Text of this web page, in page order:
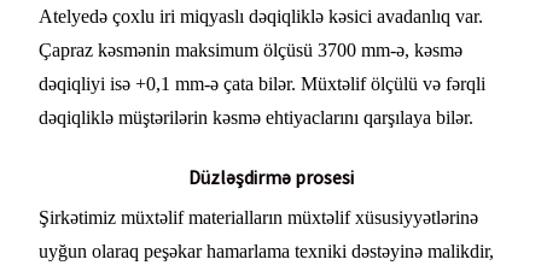
Atelyedə çoxlu iri miqyaslı dəqiqliklə kəsici avadanlıq var.
Çapraz kəsmənin maksimum ölçüsü 3700 mm-ə, kəsmə
dəqiqliyi isə +0,1 mm-ə çata bilər. Müxtəlif ölçülü və fərqli
dəqiqliklə müştərilərin kəsmə ehtiyaclarını qarşılaya bilər.
Düzləşdirmə prosesi
Şirkətimiz müxtəlif materialların müxtəlif xüsusiyyətlərinə
uyğun olaraq peşəkar hamarlama texniki dəstəyinə malikdir,